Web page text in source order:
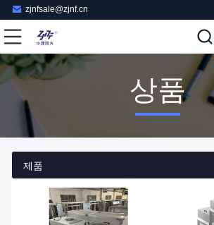
zjnfsale@zjnf.cn
상품
제품